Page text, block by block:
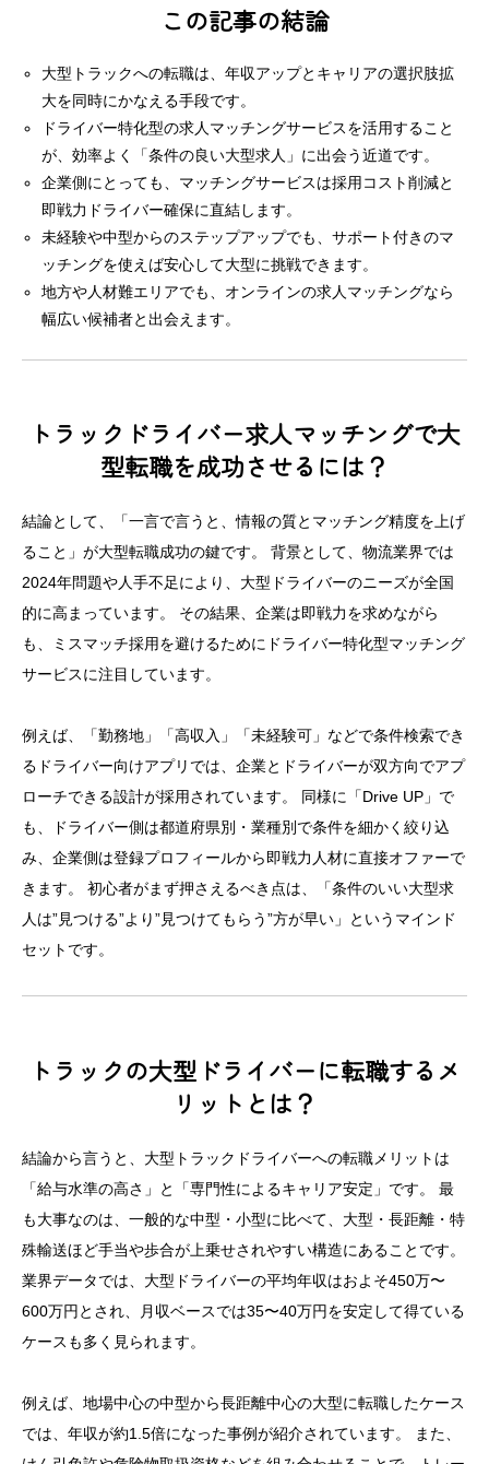
この記事の結論
大型トラックへの転職は、年収アップとキャリアの選択肢拡
大を同時にかなえる手段です。
ドライバー特化型の求人マッチングサービスを活用すること
が、効率よく「条件の良い大型求人」に出会う近道です。
企業側にとっても、マッチングサービスは採用コスト削減と
即戦力ドライバー確保に直結します。
未経験や中型からのステップアップでも、サポート付きのマ
ッチングを使えば安心して大型に挑戦できます。
地方や人材難エリアでも、オンラインの求人マッチングなら
幅広い候補者と出会えます。
トラックドライバー求人マッチングで大
型転職を成功させるには？
結論として、「一言で言うと、情報の質とマッチング精度を上げ
ること」が大型転職成功の鍵です。 背景として、物流業界では
2024年問題や人手不足により、大型ドライバーのニーズが全国
的に高まっています。 その結果、企業は即戦力を求めながら
も、ミスマッチ採用を避けるためにドライバー特化型マッチング
サービスに注目しています。
例えば、「勤務地」「高収入」「未経験可」などで条件検索でき
るドライバー向けアプリでは、企業とドライバーが双方向でアプ
ローチできる設計が採用されています。 同様に「Drive UP」で
も、ドライバー側は都道府県別・業種別で条件を細かく絞り込
み、企業側は登録プロフィールから即戦力人材に直接オファーで
きます。 初心者がまず押さえるべき点は、「条件のいい大型求
人は”見つける”より”見つけてもらう”方が早い」というマインド
セットです。
トラックの大型ドライバーに転職するメ
リットとは？
結論から言うと、大型トラックドライバーへの転職メリットは
「給与水準の高さ」と「専門性によるキャリア安定」です。 最
も大事なのは、一般的な中型・小型に比べて、大型・長距離・特
殊輸送ほど手当や歩合が上乗せされやすい構造にあることです。
業界データでは、大型ドライバーの平均年収はおよそ450万〜
600万円とされ、月収ベースでは35〜40万円を安定して得ている
ケースも多く見られます。
例えば、地場中心の中型から長距離中心の大型に転職したケース
では、年収が約1.5倍になった事例が紹介されています。 また、